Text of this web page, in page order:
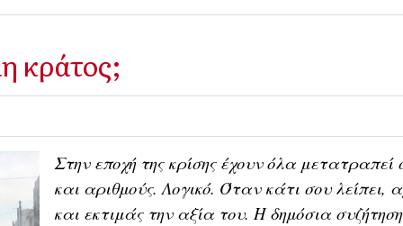
κράτος;
Στην εποχή της κρίσης έχουν όλα μετατραπεί
και αριθμούς. Λογικό. Όταν κάτι σου λείπει,
και εκτιμάς την αξία του. Η δημόσια